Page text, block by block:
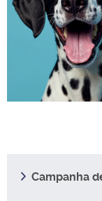
Campanha